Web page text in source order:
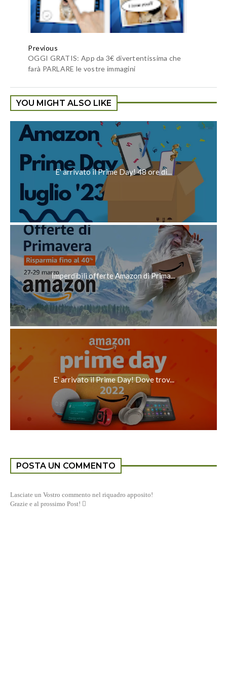
Previous
OGGI GRATIS: App da 3€ divertentissima che
farà PARLARE le vostre immagini
YOU MIGHT ALSO LIKE
E' arrivato il Prime Day! 48 ore di...
Imperdibili offerte Amazon di Prima...
E' arrivato il Prime Day! Dove trov...
POSTA UN COMMENTO
Lasciate un Vostro commento nel riquadro apposito!
Grazie e al prossimo Post! 